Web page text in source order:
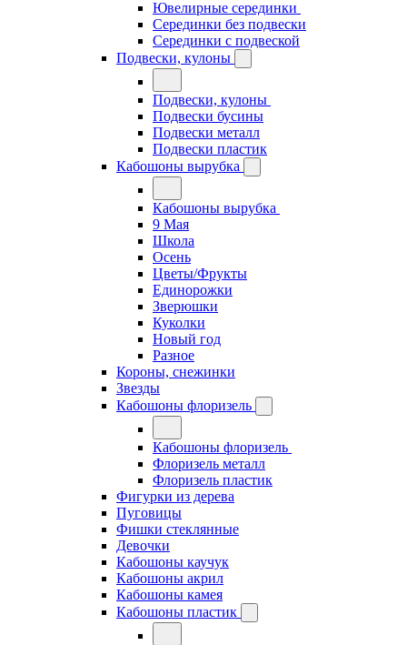
Ювелирные серединки
Серединки без подвески
Серединки с подвеской
Подвески, кулоны
Подвески, кулоны
Подвески бусины
Подвески металл
Подвески пластик
Кабошоны вырубка
Кабошоны вырубка
9 Мая
Школа
Осень
Цветы/Фрукты
Единорожки
Зверюшки
Куколки
Новый год
Разное
Короны, снежинки
Звезды
Кабошоны флоризель
Кабошоны флоризель
Флоризель металл
Флоризель пластик
Фигурки из дерева
Пуговицы
Фишки стеклянные
Девочки
Кабошоны каучук
Кабошоны акрил
Кабошоны камея
Кабошоны пластик